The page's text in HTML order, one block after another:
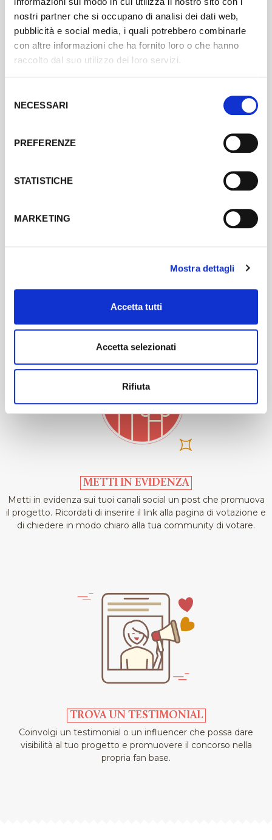
nostri partner che si occupano di analisi dei dati web,
pubblicità e social media, i quali potrebbero combinarle
con altre informazioni che ha fornito loro o che hanno
raccolto dal suo utilizzo dei loro servizi.
delNECESSARI
PREFERENZE
STATISTICHE
MARKETING
Mostra dettagli
Accetta tutti
Accetta selezionati
Rifiuta
RACCONTA E CONDIVIDI
Utilizza la newsletter e i social media per raccontare il tuo
progetto e il concorso. Chiedi a tutta la tua community di
votare e di condividere il concorso tra i loro amici.
#concorsoartbonus2023. In questo modo sarai rintracciabile
tua community.
METTI IN EVIDENZA
Metti in evidenza sui tuoi canali social un post che promuova
il progetto. Ricordati di inserire il link alla pagina di votazione e
di chiedere in modo chiaro alla tua community di votare.
TROVA UN TESTIMONIAL
Coinvolgi un testimonial o un influencer che possa dare
visibilità al tuo progetto e promuovere il concorso nella
propria fan base.